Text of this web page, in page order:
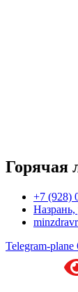
Горячая
+7 (928)
Telegram-plane